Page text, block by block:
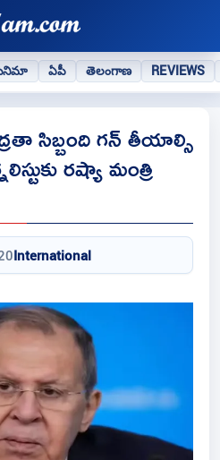
ఏపీ తెలంగాణ REVIEWS
సిబ్బంది గన్ తీయాల్సి
రష్యా మంత్రి
International